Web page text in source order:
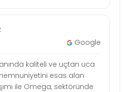
Google
kaliteli ve uçtan uca
esas alan
ile Omega, sektöründe